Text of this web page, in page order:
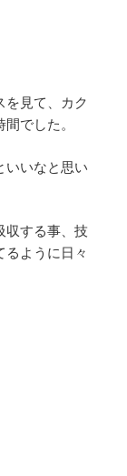
を見て、カク
でした。
いいなと思い
収する事、技
ように日々